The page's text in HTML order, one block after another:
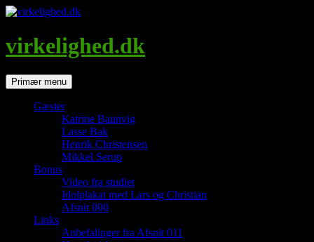
Hop
indhold
virkelighed.dk
SøgPrimær menu
Gæster
Katrine Baunvig
Lasse Bak
Henrik Christensen
Mikkel Serup
Bonus
Video fra studiet
Idolplakat med Lars og Christian
Afsnit 000
Links
Anbefalinger fra Afsnit 011